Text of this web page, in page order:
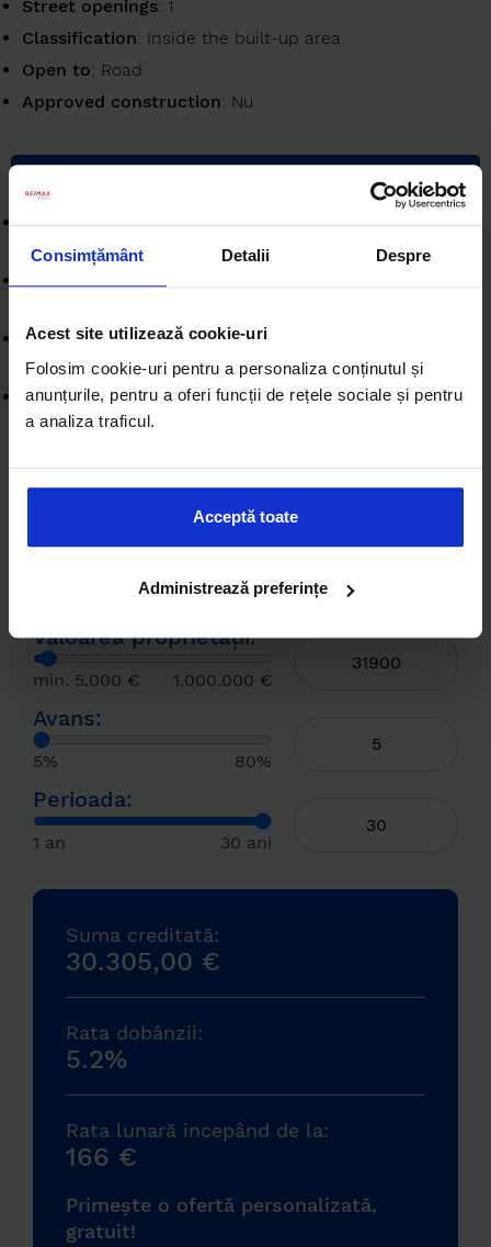
Consimțământ Detalii Despre
Acest site utilizează cookie-uri
Folosim cookie-uri pentru a personaliza conținutul și
anunțurile, pentru a oferi funcții de rețele sociale și pentru
a analiza traficul.
Acceptă toate
Administrează preferințe
Street openings: 1
Classification: Inside the built-up area
Open to: Road
Approved construction: Nu
Other features: Auto access, On the road,
Investment opportunity, Plot
Land amenities: Water, Sewage, Electricity, Gas,
Utilities in the area
Urbanism : PUZ Aprobat
Valoarea proprietății:
min. 5.000 € 1.000.000 €
Avans:
5% 80%
Perioada:
1 an 30 ani
Suma creditată:
30.305,00 €
Rata dobânzii:
5.2%
Rata lunară incepând de la:
166 €
Primește o ofertă personalizată,
gratuit!